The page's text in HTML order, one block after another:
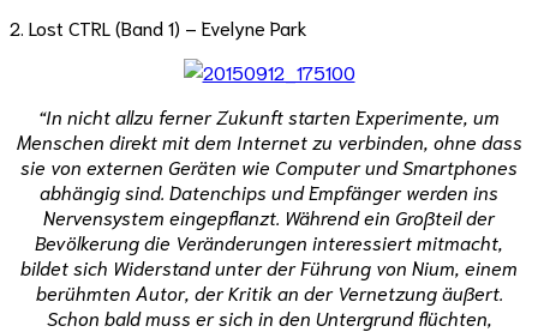
2. Lost CTRL (Band 1) – Evelyne Park
“In nicht allzu ferner Zukunft starten Experimente, um
Menschen direkt mit dem Internet zu verbinden, ohne dass
sie von externen Geräten wie Computer und Smartphones
abhängig sind. Datenchips und Empfänger werden ins
Nervensystem eingepflanzt. Während ein Großteil der
Bevölkerung die Veränderungen interessiert mitmacht,
bildet sich Widerstand unter der Führung von Nium, einem
berühmten Autor, der Kritik an der Vernetzung äußert.
Schon bald muss er sich in den Untergrund flüchten,